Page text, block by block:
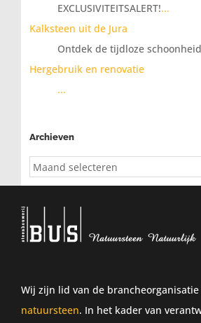
EXCLUSIVITEITSALERT!...
Kalksteen uit de Jura
Ontdek de tijdloze schoonheid
Hergebruik en renovatie
...
Archieven
Archieven
Wij zijn lid van de brancheorganisatie
natuursteen. In het kader van